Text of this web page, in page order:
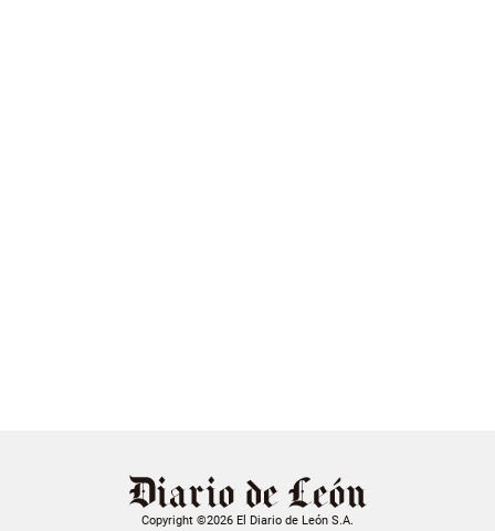
Copyright ©2026 El Diario de León S.A.